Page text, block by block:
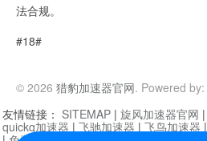
法合规。
#18#
© 2026 猎豹加速器官网. Powered by:
友情链接： SITEMAP | 旋风加速器官网 |
quickq加速器 | 飞驰加速器 | 飞鸟加速器 |